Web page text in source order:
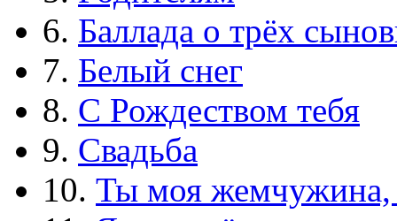
6. Баллада о трёх
7. Белый снег
8. С Рождеством тебя
9. Свадьба
10. Ты моя жемчужина,